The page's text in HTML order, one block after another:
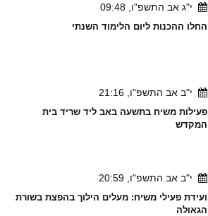
י"ג אב התשפ"ו, 09:48
החלו ההכנות ליום הלימוד השנתי
י"ב אב התשפ"ו, 21:16
פעילות משיח בתשעה באב ליד שריד בית
המקדש
י"ב אב התשפ"ו, 20:59
ועידת פעילי משיח: מעלים הילוך בהפצת בשורת
הגאולה